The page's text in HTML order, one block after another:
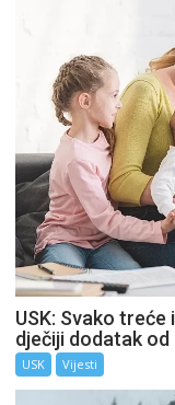
USK: Svako
dječiji dodatak od
USK Vijesti